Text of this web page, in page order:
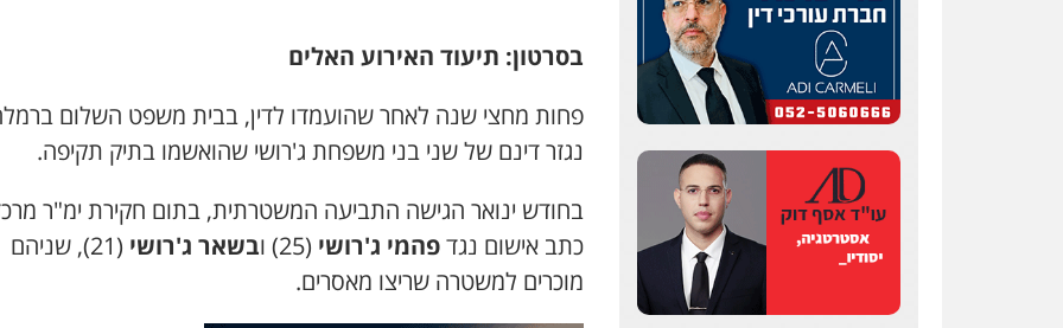
בסרטון: תיעוד האירוע האלים
פחות מחצי שנה לאחר שהועמדו לדין, בבית משפט השלום
נגזר דינם של שני בני משפחת ג'רושי שהואשמו בתיק תקיפה.
בחודש ינואר הגישה התביעה המשטרתית, בתום חקירת ימ"ר
כתב אישום נגדפהמי ג'רושי (25) ו בשאר ג'רושי
(21), שניהם
מוכרים למשטרה שריצו מאסרים.